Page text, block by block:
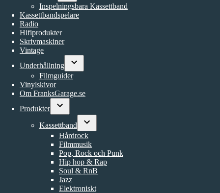
Open
dropdown
Inspelningsbara Kassettband
Kassettbandspelare
Radio
Hifiprodukter
Skrivmaskiner
Vintage
Underhållning
Open
menu
Filmguider
Vinylskivor
Om FranksGarage.se
Produkter
Open
dropdown
menu
Kassettband
Open
dropdown
menu
Hårdrock
Filmmusik
Pop, Rock och Punk
Hip hop & Rap
Soul & RnB
Jazz
Elektroniskt